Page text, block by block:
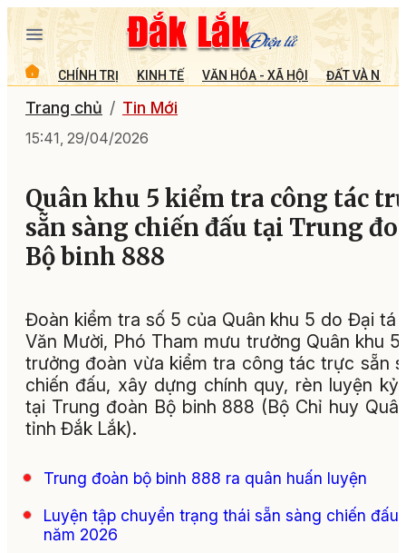
CHÍNH TRỊ KINH TẾ VĂN HÓA - XÃ HỘI ĐẤT VÀ
Trang chủ Tin Mới
15:41, 29/04/2026
Quân khu 5 kiểm tra công tác
sẵn sàng chiến đấu tại Trung
Bộ binh 888
Đoàn kiểm tra số 5 của Quân khu 5 do Đại tá
Văn Mười, Phó Tham mưu trưởng Quân khu 5
trưởng đoàn vừa kiểm tra công tác trực sẵn
chiến đấu, xây dựng chính quy, rèn luyện kỷ
tại Trung đoàn Bộ binh 888 (Bộ Chỉ huy
tỉnh Đắk Lắk).
Trung đoàn bộ binh 888 ra quân huấn luyện
Luyện tập chuyển trạng thái sẵn sàng chiến đấu
năm 2026